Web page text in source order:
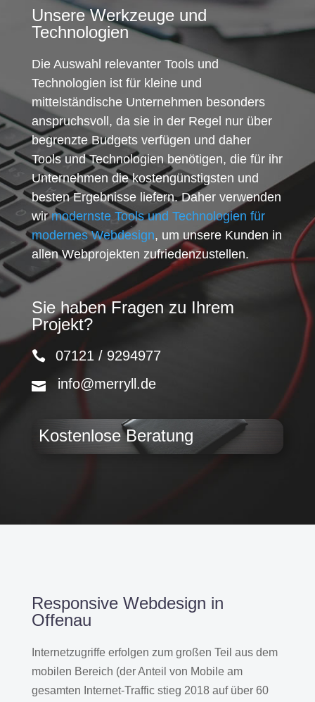
Unsere Werkzeuge und
Technologien
Die Auswahl relevanter Tools und
Technologien ist für kleine und
mittelständische Unternehmen besonders
anspruchsvoll, da sie in der Regel nur über
begrenzte Budgets verfügen und daher
Tools und Technologien benötigen, die für ihr
Unternehmen die kostengünstigsten und
besten Ergebnisse liefern. Daher verwenden
wirmodernste Tools und Technologien für
modernes Webdesign, um unsere Kunden in
allen Webprojekten zufriedenzustellen.
Sie haben Fragen zu Ihrem
Projekt?
07121 / 9294977
info@merryll.de
Kostenlose Beratung
Responsive Webdesign in
Offenau
Internetzugriffe erfolgen zum großen Teil aus dem
mobilen Bereich (der Anteil von Mobile am
gesamten Internet-Traffic stieg 2018 auf über 60